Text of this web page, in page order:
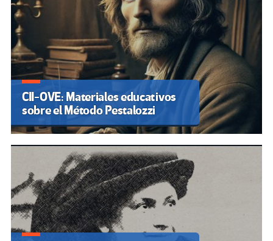
CII-OVE: Materiales educativos
sobre el Método Pestalozzi